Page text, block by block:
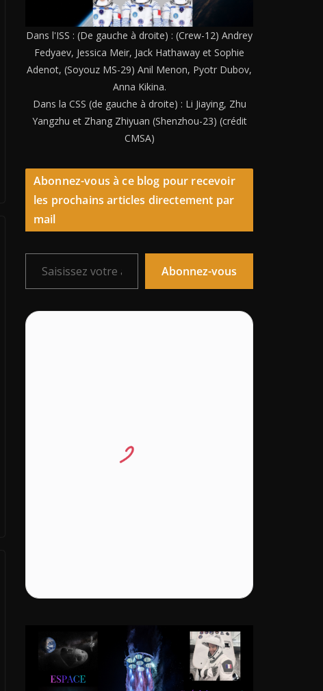
Dans l'ISS : (De gauche à droite) : (Crew-12) Andrey
Fedyaev, Jessica Meir, Jack Hathaway et Sophie
Adenot, (Soyouz MS-29) Anil Menon, Pyotr Dubov,
Anna Kikina.
Dans la CSS (de gauche à droite) : Li Jiaying, Zhu
Yangzhu et Zhang Zhiyuan (Shenzhou-23) (crédit
CMSA)
Abonnez-vous à ce blog pour recevoir
les prochains articles directement par
mail
Saisissez votre adresse e-mail…
Abonnez-vous